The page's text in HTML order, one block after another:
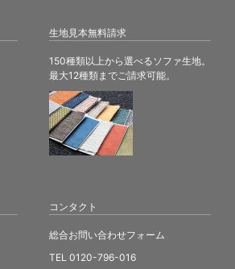
生地見本無料請求
150種類以上から選べるソファ生地。
最大12種類までご請求可能。
コンタクト
総合お問い合わせフォーム
TEL 0120-796-016